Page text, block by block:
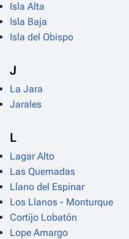
Isla Alta
Isla Baja
Isla del Obispo
J
La Jara
Jarales
L
Lagar Alto
Las Quemadas
Llano del Espinar
Los Llanos - Monturque
Cortijo Lobatón
Lope Amargo